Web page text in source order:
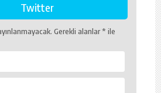
Twitter
Gerekli alanlar* ile